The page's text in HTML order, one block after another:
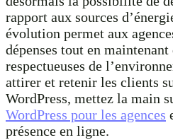
rapport aux sources
évolution permet aux
dépenses tout en maintenant
respectueuses de
attirer et retenir les clients
WordPress, mettez la main
WordPress pour les agences
présence en ligne.